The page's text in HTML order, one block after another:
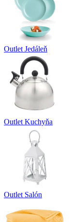
Outlet Jedáleň
Outlet Kuchyňa
Outlet Salón